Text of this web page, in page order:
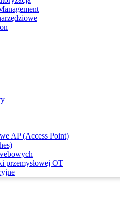
AP (Access Point)
przemysłowej OT